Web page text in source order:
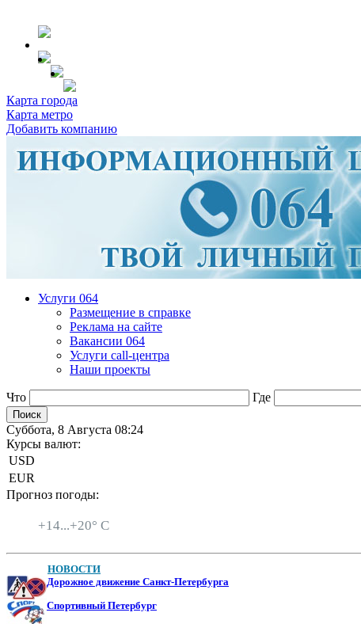
Карта города
Карта метро
Добавить компанию
Услуги 064
Размещение в справке
Реклама на сайте
Вакансии 064
Услуги call-центра
Наши проекты
Что Где
Суббота, 8 Августа 08:24
Курсы валют:
USD
EUR
Прогноз погоды:
+14...+20° C
НОВОСТИ
Дорожное движение Санкт-Петербурга
Спортивный Петербург